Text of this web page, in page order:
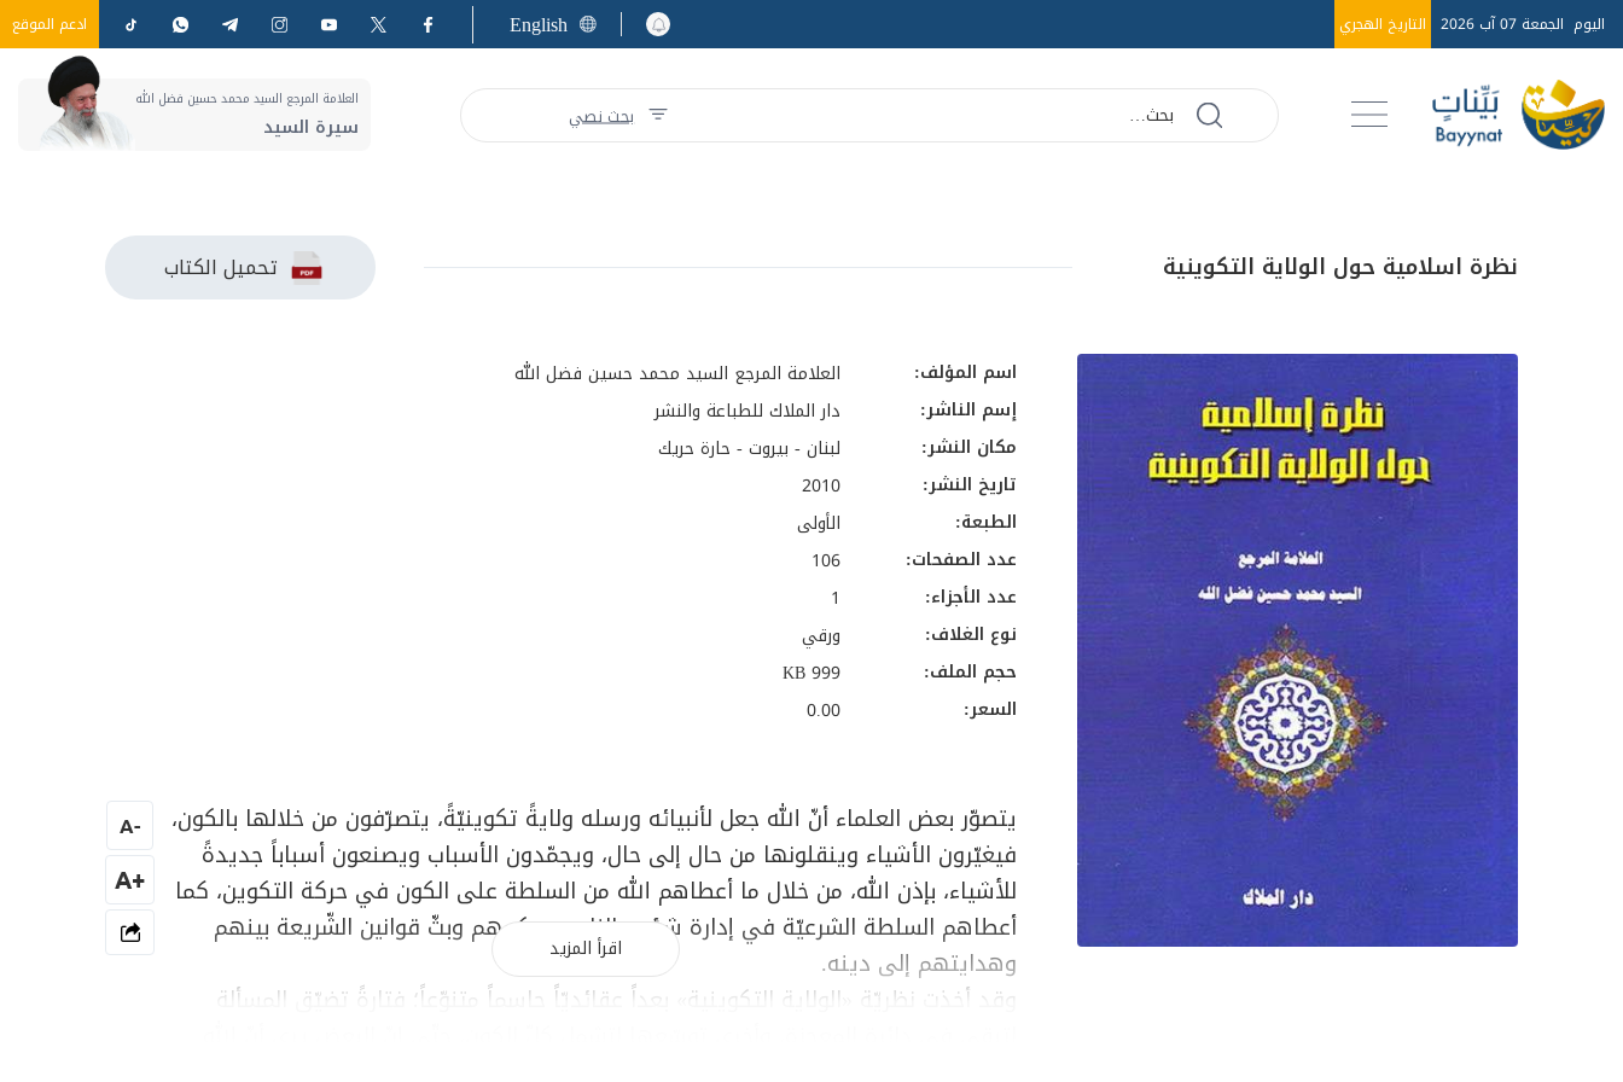
اليوم الجمعة 07 آب 2026 التاريخ الهجري English ادعم الموقع
بحث نصي
العلامة المرجع السيد محمد حسين فضل الله
سيرة السيد
نظرة اسلامية حول الولاية التكوينية تحميل الكتاب
اسم المؤلف:
العلامة المرجع السيد محمد حسين فضل الله
إسم الناشر:
دار الملاك للطباعة والنشر
مكان النشر:
لبنان - بيروت - حارة حريك
تاريخ النشر:
2010
الطبعة:
الأولى
عدد الصفحات:
106
عدد الأجزاء:
1
نوع الغلاف:
ورقي
حجم الملف:
999 KB
السعر:
0.00
يتصوّر بعض العلماء أنّ الله جعل لأنبيائه ورسله ولايةً تكوينيّةً، يتصرّفون من خلالها بالكون،
فيغيّرون الأشياء وينقلونها من حال إلى حال، ويجمّدون الأسباب ويصنعون أسباباً جديدةً
للأشياء، بإذن الله، من خلال ما أعطاهم الله من السلطة على الكون في حركة التكوين، كما
أعطاهم السلطة الشرعيّة في إدارة شؤون الناس وحكمهم وبثّ قوانين الشّريعة بينهم
وهدايتهم إلى دينه.
وقد أخذت نظريّة «الولاية التكوينية» بعداً عقائديّاً حاسماً متنوّعاً؛ فتارةً تضيّق المسألة
اقرأ المزيد
-
A
+A